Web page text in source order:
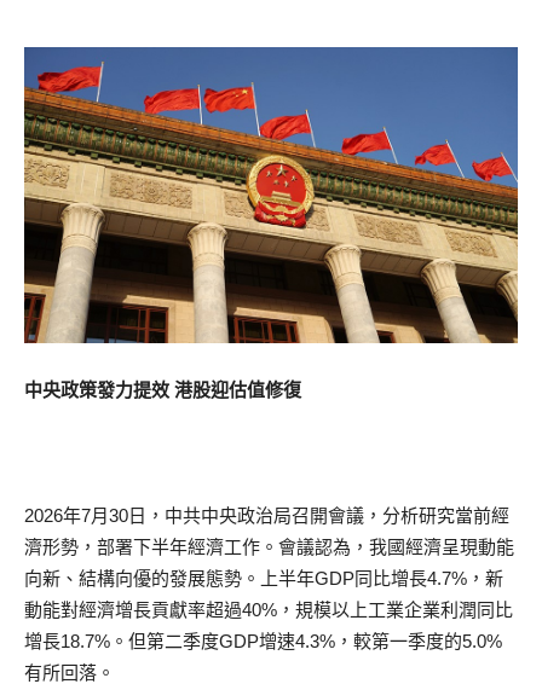
中央政策發力提效 港股迎估值修復
2026年7月30日，中共中央政治局召開會議，分析研究當前經
濟形勢，部署下半年經濟工作。會議認為，我國經濟呈現動能
向新、結構向優的發展態勢。上半年GDP同比增長4.7%，新
動能對經濟增長貢獻率超過40%，規模以上工業企業利潤同比
增長18.7%。但第二季度GDP增速4.3%，較第一季度的5.0%
有所回落。